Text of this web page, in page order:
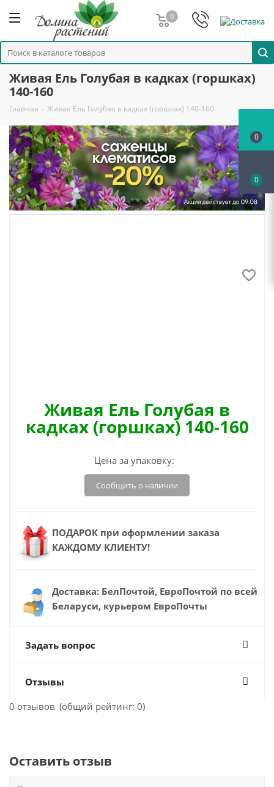
0
Живая Ель Голубая в кадках (горшках)
140-160
Главная - Живая Ель Голубая в кадках (горшках) 140-160
Живая Ель Голубая в
кадках (горшках) 140-160
Цена за упаковку:
Сообщить о наличии
ПОДАРОК при оформлении заказа
КАЖДОМУ КЛИЕНТУ!
Доставка: БелПочтой, ЕвроПочтой по всей
Беларуси, курьером ЕвроПочты
Задать вопрос
Отзывы
0 отзывов (общий рейтинг: 0)
Оставить отзыв
0
0